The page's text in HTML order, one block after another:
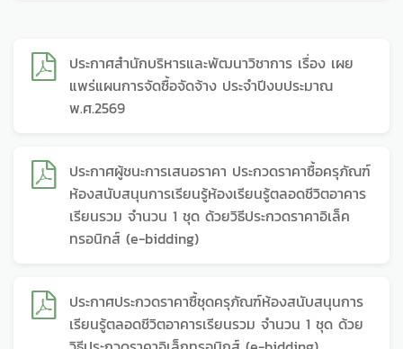
ประกาศสำนักบริหารและพัฒนาวิชาการ เรื่อง เผย
แพร่แผนการจัดซื้อจัดจ้าง ประจำปีงบประมาณ
พ.ศ.2569
ประกาศผู้ชนะการเสนอราคา ประกวดราคาซื้อครุภัณฑ์
ห้องสนับสนุนการเรียนรู้ห้องเรียนรู้ตลอดชีวิตอาคาร
เรียนรวม จำนวน 1 ชุด ด้วยวิธีประกวดราคาอิเล็ค
ทรอนิกส์ (e-bidding)
ประกาศประกวดราคาซื้ชุดครุภัณฑ์ห้องสนับสนุนการ
เรียนรู้ตลอดชีวิตอาคารเรียนรวม จำนวน 1 ชุด ด้วย